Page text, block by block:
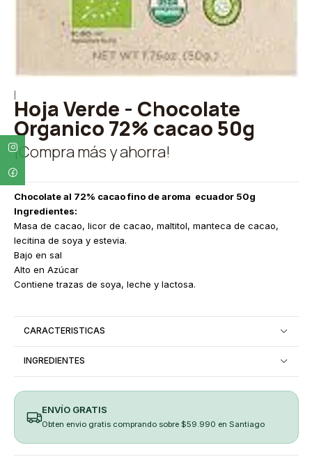
Hoja Verde - Chocolate
Organico 72% cacao 50g
¡Compra más y ahorra!
Chocolate al 72% cacao fino de aroma ecuador 50g
Ingredientes:
Masa de cacao, licor de cacao, maltitol, manteca de cacao,
lecitina de soya y estevia.
Bajo en sal
Alto en Azúcar
Contiene trazas de soya, leche y lactosa.
CARACTERISTICAS
INGREDIENTES
ENVÍO GRATIS
Obten envio gratis comprando sobre $59.990 en Santiago